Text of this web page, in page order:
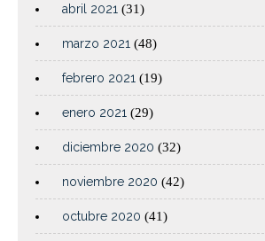
abril 2021 (31)
marzo 2021 (48)
febrero 2021 (19)
enero 2021 (29)
diciembre 2020 (32)
noviembre 2020 (42)
octubre 2020 (41)